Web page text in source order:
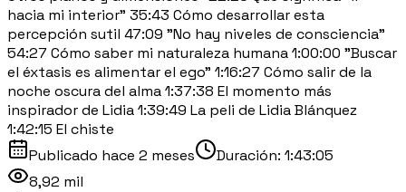
hacia mi interior" 35:43 Cómo desarrollar esta
percepción sutil 47:09 "No hay niveles de consciencia"
54:27 Cómo saber mi naturaleza humana 1:00:00 "Buscar
el éxtasis es alimentar el ego" 1:16:27 Cómo salir de la
noche oscura del alma 1:37:38 El momento más
inspirador de Lidia 1:39:49 La peli de Lidia Blánquez
1:42:15 El chiste
Publicado hace 2 meses Duración: 1:43:05
8,92 mil